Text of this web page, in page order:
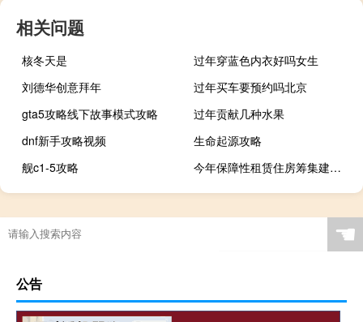
相关问题
核冬天是
过年穿蓝色内衣好吗女生
刘德华创意拜年
过年买车要预约吗北京
gta5攻略线下故事模式攻略
过年贡献几种水果
dnf新手攻略视频
生命起源攻略
舰c1-5攻略
今年保障性租赁住房筹集建设任务完成72%
☚
公告